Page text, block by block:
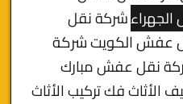
شركة نقل
عفش الكويتشركة
نقل عفش مبارك
الأثاث فك تركيب الأثاث